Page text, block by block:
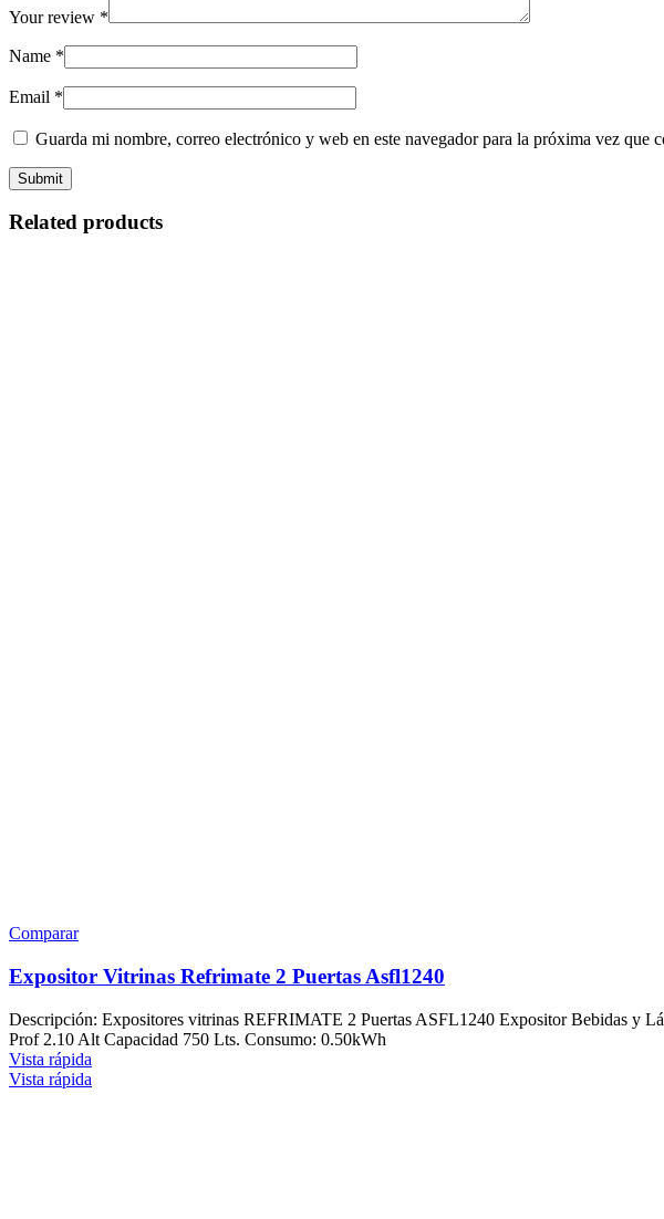
Your review *
Name *
Email *
Guarda mi nombre, correo electrónico y web en este navegador para la próxima vez que
Related products
Comparar
Expositor Vitrinas Refrimate 2 Puertas Asfl1240
Descripción: Expositores vitrinas REFRIMATE 2 Puertas ASFL1240 Expositor Bebidas y
Prof 2.10 Alt Capacidad 750 Lts. Consumo: 0.50kWh
Vista rápida
Vista rápida